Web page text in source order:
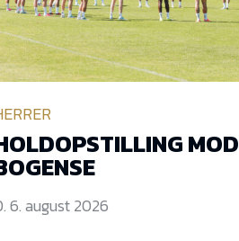
MOD
6. august 2026